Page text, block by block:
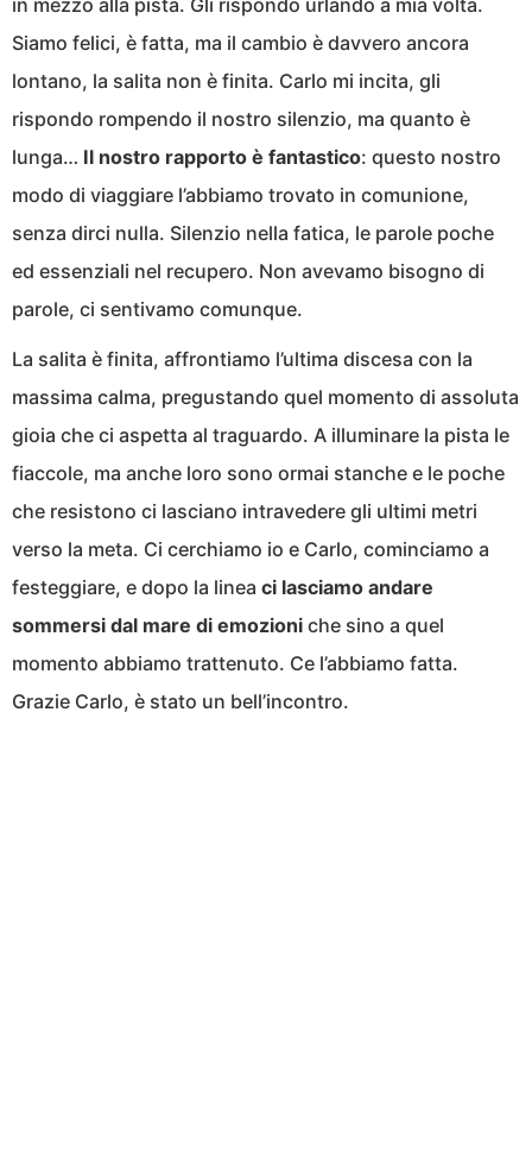
in mezzo alla pista. Gli rispondo urlando a mia volta.
Siamo felici, è fatta, ma il cambio è davvero ancora
lontano, la salita non è finita. Carlo mi incita, gli
rispondo rompendo il nostro silenzio, ma quanto è
lunga… Il nostro rapporto è fantastico: questo nostro
modo di viaggiare l’abbiamo trovato in comunione,
senza dirci nulla. Silenzio nella fatica, le parole poche
ed essenziali nel recupero. Non avevamo bisogno di
parole, ci sentivamo comunque.
La salita è finita, affrontiamo l’ultima discesa con la
massima calma, pregustando quel momento di assoluta
gioia che ci aspetta al traguardo. A illuminare la pista le
fiaccole, ma anche loro sono ormai stanche e le poche
che resistono ci lasciano intravedere gli ultimi metri
verso la meta. Ci cerchiamo io e Carlo, cominciamo a
festeggiare, e dopo la linea ci lasciamo andare
sommersi dal mare di emozioni che sino a quel
momento abbiamo trattenuto. Ce l’abbiamo fatta.
Grazie Carlo, è stato un bell’incontro.